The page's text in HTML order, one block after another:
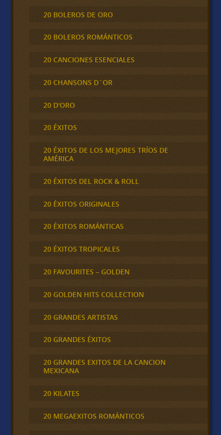
20 BOLEROS DE ORO
20 BOLEROS ROMÁNTICOS
20 CANCIONES ESENCIALES
20 CHANSONS D´OR
20 D'ORO
20 ÉXITOS
20 ÉXITOS DE LOS MEJORES TRÍOS DE
AMÉRICA
20 ÉXITOS DEL ROCK & ROLL
20 ÉXITOS ORIGINALES
20 ÉXITOS ROMÁNTICAS
20 ÉXITOS TROPICALES
20 FAVOURITES – GOLDEN
20 GOLDEN HITS COLLECTION
20 GRANDES ARTISTAS
20 GRANDES ÉXITOS
20 GRANDES EXITOS DE LA CANCION
MEXICANA
20 KILATES
20 MEGAEXITOS ROMÁNTICOS